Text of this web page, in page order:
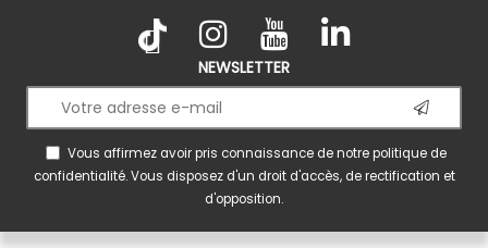
NEWSLETTER
Vous affirmez avoir pris connaissance de notrepolitique de
confidentialité. Vous disposez d'un droit d'accès, de rectification et
d'opposition.